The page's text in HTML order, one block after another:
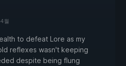
월
to defeat Lore as my
reflexes wasn't keeping
despite being flung